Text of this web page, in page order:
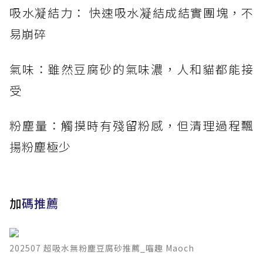
吸水凝結力： 快速吸水凝結成結實團塊，不
易崩碎
氣味：雖然豆腐砂的氣味濃，人和貓都能接
受
粉塵量：觸摸時有殘留粉感，但清理過程飄
揚粉塵極少
加碼推薦
202507 超吸水無粉塵豆腐砂推薦_喵趣 Maoch